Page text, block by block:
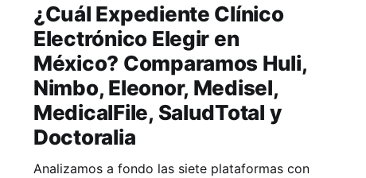
¿Cuál Expediente Clínico
Electrónico Elegir en
México? Comparamos Huli,
Nimbo, Eleonor, Medisel,
MedicalFile, SaludTotal y
Doctoralia
Analizamos a fondo las siete plataformas con